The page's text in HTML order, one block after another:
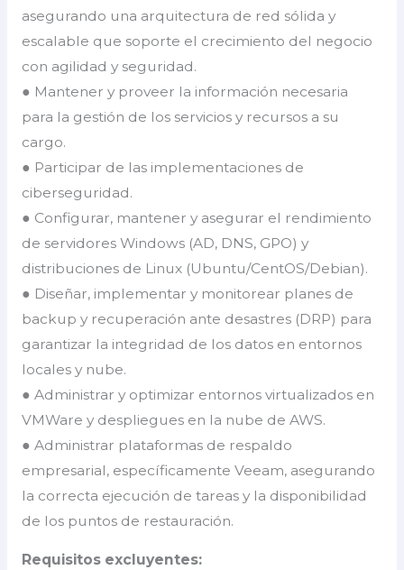
asegurando una arquitectura de red sólida y
escalable que soporte el crecimiento del negocio
con agilidad y seguridad.
● Mantener y proveer la información necesaria
para la gestión de los servicios y recursos a su
cargo.
● Participar de las implementaciones de
ciberseguridad.
● Configurar, mantener y asegurar el rendimiento
de servidores Windows (AD, DNS, GPO) y
distribuciones de Linux (Ubuntu/CentOS/Debian).
● Diseñar, implementar y monitorear planes de
backup y recuperación ante desastres (DRP) para
garantizar la integridad de los datos en entornos
locales y nube.
● Administrar y optimizar entornos virtualizados en
VMWare y despliegues en la nube de AWS.
● Administrar plataformas de respaldo
empresarial, específicamente Veeam, asegurando
la correcta ejecución de tareas y la disponibilidad
de los puntos de restauración.
Requisitos excluyentes: